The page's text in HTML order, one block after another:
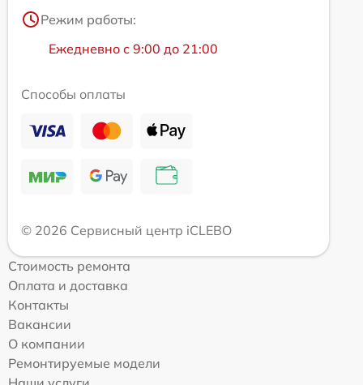
Режим работы:
Ежедневно с 9:00 до 21:00
Способы оплаты
© 2026 Сервисный центр iCLEBO
Стоимость ремонта
Оплата и доставка
Контакты
Вакансии
О компании
Ремонтируемые модели